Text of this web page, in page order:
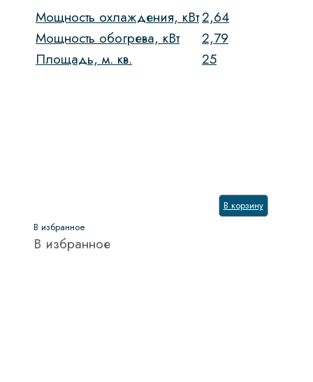
Мощность охлаждения, кВт2,64
Мощность обогрева, кВт
2,79
Площадь, м. кв.
25
В корзину
В избранное
В избранное